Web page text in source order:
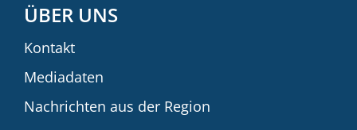
ÜBER UNS
Kontakt
Mediadaten
Nachrichten aus der Region